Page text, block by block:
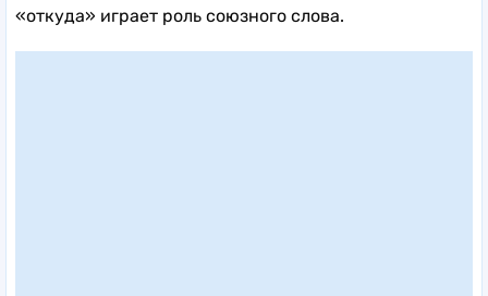
«откуда» играет роль союзного слова.